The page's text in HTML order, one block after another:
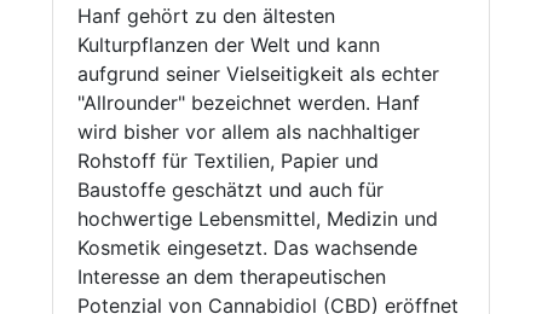
Hanf gehört zu den ältesten
Kulturpflanzen der Welt und kann
aufgrund seiner Vielseitigkeit als echter
"Allrounder" bezeichnet werden. Hanf
wird bisher vor allem als nachhaltiger
Rohstoff für Textilien, Papier und
Baustoffe geschätzt und auch für
hochwertige Lebensmittel, Medizin und
Kosmetik eingesetzt. Das wachsende
Interesse an dem therapeutischen
Potenzial von Cannabidiol (CBD) eröffnet